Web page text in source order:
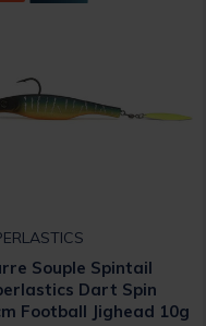
Souple Spintail
Dart Spin
Football Jighead 10g